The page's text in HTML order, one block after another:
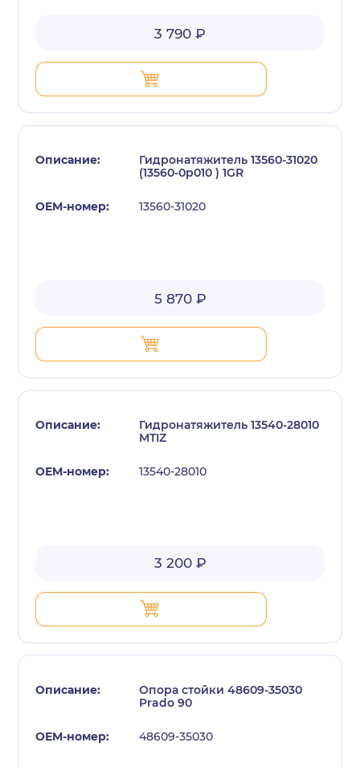
3 790 ₽
Гидронатяжитель 13560-31020
(13560-0p010 ) 1GR
13560-31020
5 870 ₽
Гидронатяжитель 13540-28010
MTIZ
13540-28010
3 200 ₽
Опора стойки 48609-35030
Prado 90
48609-35030